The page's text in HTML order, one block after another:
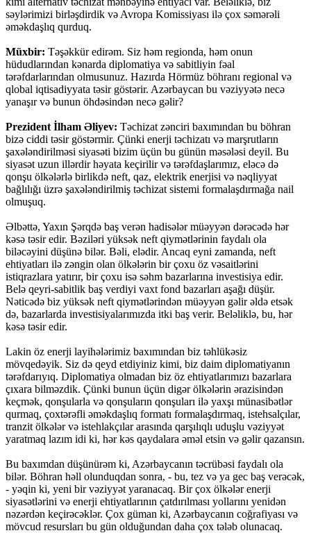
səylərimizi birləşdirdik və Avropa Komissiyası ilə çox səmərəli
əməkdaşlıq qurduq.
Müxbir: Təşəkkür edirəm. Siz həm regionda, həm onun
hüdudlarından kənarda diplomatiya və sabitliyin fəal
tərəfdarlarından olmusunuz. Hazırda Hörmüz böhranı regional və
qlobal iqtisadiyyata təsir göstərir. Azərbaycan bu vəziyyətə necə
yanaşır və bunun öhdəsindən necə gəlir?
Prezident İlham Əliyev: Təchizat zənciri baxımından bu böhran
bizə ciddi təsir göstərmir. Çünki enerji təchizatı və marşrutların
şaxələndirilməsi siyasəti bizim üçün bu günün məsələsi deyil. Bu
siyasət uzun illərdir həyata keçirilir və tərəfdaşlarımız, eləcə də
qonşu ölkələrlə birlikdə neft, qaz, elektrik enerjisi və nəqliyyat
bağlılığı üzrə şaxələndirilmiş təchizat sistemi formalaşdırmağa nail
olmuşuq.
Əlbəttə, Yaxın Şərqdə baş verən hadisələr müəyyən dərəcədə hər
kəsə təsir edir. Bəziləri yüksək neft qiymətlərinin faydalı ola
biləcəyini düşünə bilər. Bəli, elədir. Ancaq eyni zamanda, neft
ehtiyatları ilə zəngin olan ölkələrin bir çoxu öz vəsaitlərini
istiqrazlara yatırır, bir çoxu isə səhm bazarlarına investisiya edir.
Belə qeyri-sabitlik baş verdiyi vaxt fond bazarları aşağı düşür.
Nəticədə biz yüksək neft qiymətlərindən müəyyən gəlir əldə etsək
də, bazarlarda investisiyalarımızda itki baş verir. Beləliklə, bu, hər
kəsə təsir edir.
Lakin öz enerji layihələrimiz baxımından biz təhlükəsiz
mövqedəyik. Siz də qeyd etdiyiniz kimi, biz daim diplomatiyanın
tərəfdarıyıq. Diplomatiya olmadan biz öz ehtiyatlarımızı bazarlara
çıxara bilməzdik. Çünki bunun üçün digər ölkələrin ərazisindən
keçmək, qonşularla və qonşuların qonşuları ilə yaxşı münasibətlər
qurmaq, çoxtərəfli əməkdaşlıq formatı formalaşdırmaq, istehsalçılar,
tranzit ölkələr və istehlakçılar arasında qarşılıqlı uduşlu vəziyyət
yaratmaq lazım idi ki, hər kəs qaydalara əməl etsin və gəlir qazansın.
Bu baxımdan düşünürəm ki, Azərbaycanın təcrübəsi faydalı ola
bilər. Böhran həll olunduqdan sonra, - bu, tez və ya gec baş verəcək,
- yəqin ki, yeni bir vəziyyət yaranacaq. Bir çox ölkələr enerji
siyasətlərini və enerji ehtiyatlarının çatdırılması yollarını yenidən
nəzərdən keçirəcəklər. Çox güman ki, Azərbaycanın coğrafiyası və
mövcud resursları bu gün olduğundan daha çox tələb olunacaq.